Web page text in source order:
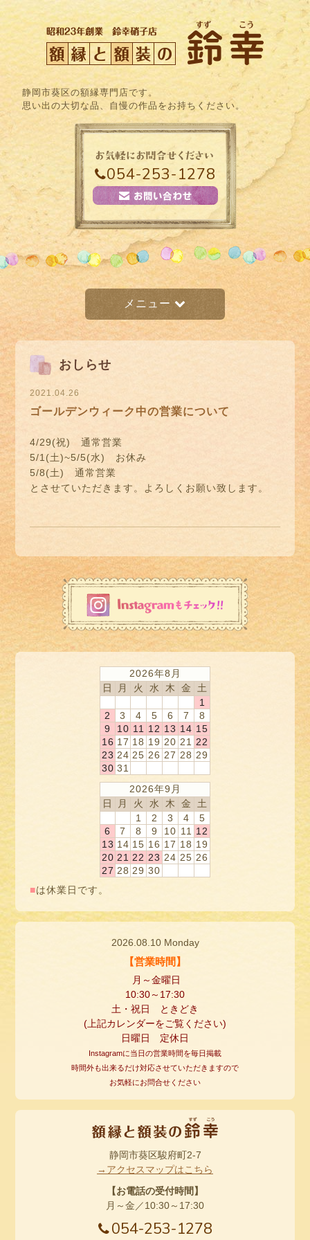
静岡市葵区の額縁専門店です。
思い出の大切な品、自慢の作品をお持ちください。
054-253-1278
メニュー
おしらせ
2021.04.26
ゴールデンウィーク中の営業について
4/29(祝) 通常営業
5/1(土)~5/5(水) お休み
5/8(土) 通常営業
とさせていただきます。よろしくお願い致します。
2026年8月
日
月 火 水 木 金
土
1
2
3 4 5 6 7
8
9
10 11 12 13 14 15
16 17 18 19 20 21
22
23 24 25 26 27 28 29
30 31
2026年9月
日
月 火 水 木 金
土
1
2 3 4
5
6
7 8 9 10 11
12
13 14 15 16 17 18 19
20 21 22 23 24 25 26
27 28 29 30
■は休業日です。
2026.08.10 Monday
【営業時間】
月～金曜日
10:30～ 17:30
土・祝日 ときどき
( 上記カレンダーをご覧ください)
日曜日 定休日
Instagramに当日の営業時間を毎日掲載
時間外も出来るだけ対応させていただきますので
お気軽にお問合せください
静岡市葵区駿府町2-7
→アクセスマップはこちら
【お電話の受付時間】
月～金／10:30～17:30
054-253-1278